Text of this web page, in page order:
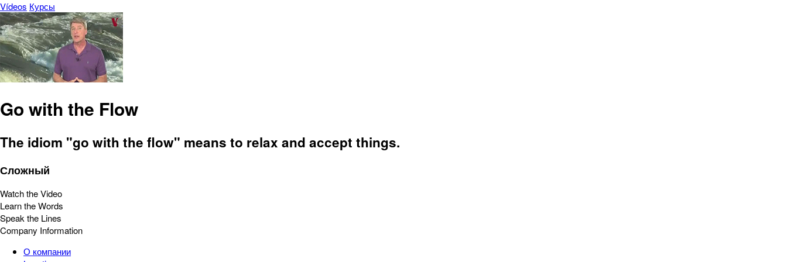
Vídeos Курсы
Go with the Flow
The idiom "go with the flow" means to relax and accept things.
Сложный
Watch the Video
Learn the Words
Speak the Lines
Company Information
О компании